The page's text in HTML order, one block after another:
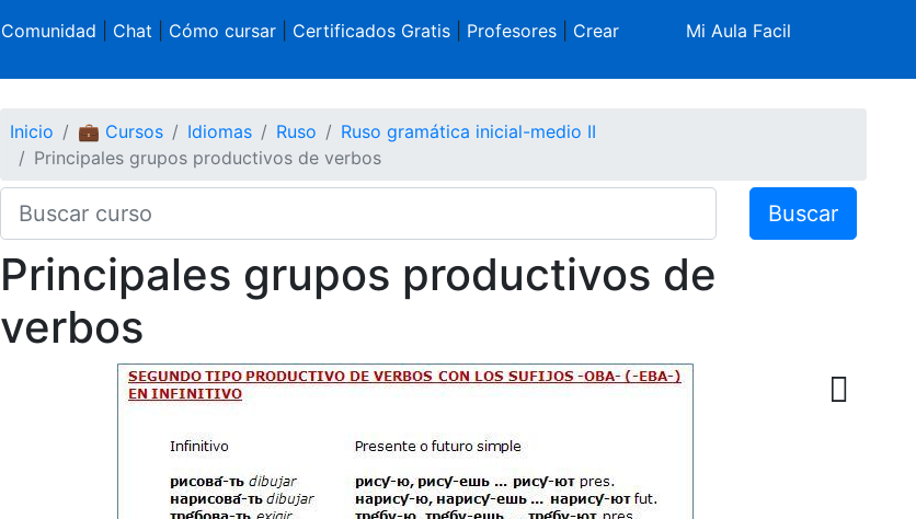
Comunidad Chat Cómo cursar| Certificados Gratis| Profesores| Crear
Mi Aula Facil
Inicio 💼 Cursos Idiomas Ruso
Ruso gramática inicial-medio II
Principales grupos productivos de verbos
Buscar
Principales grupos productivos de
verbos